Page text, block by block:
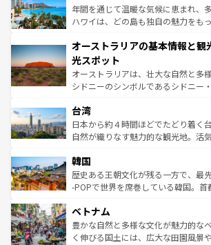
ンメントが詰まった刺激的なスポッ
西部には大自然が広がり、グランド
部のニューオーリンズでは、音楽と
文化が魅力。旅行者はアメリカの各
しみながら、その多様性と豊かな歴
るだろう。車でのロードトリップや
情報は
年間を通じて温暖な気候に恵まれ、
ハワイは、どの島も独自の魅力をも
ワイ島は見逃せない。また、定番の
島だが、静かな自然を求めるならマ
おすすめ。エメラルドグリーンに輝
文化や歴史が息づいている。「アロ
人々、おいしいローカルフードやハ
ク、伝統的なフラダンスなど、すべ
っている。訪れるたびに新しい発見
はコンテンツ一覧
オーストラリアの基本情報と観
光スポット
オーストラリアは、壮大な自然と多
シドニーのシンボルであるシドニー
リアリーフや大陸中央部にそびえる
ク）、タスマニアの美しい原生林や
ど、見どころがたくさん。また、カ
いる。アクティビティも充実してお
ビング、ハイキングなど、アウトド
い。オーストラリアの多彩な魅力を
参照してほしい。
台湾
日本から約４時間ほどでたどり着く
自然が織りなす魅力的な観光地。活
ン）、静ひつな山岳地帯である台湾
と山間の静けさが共存しており、訪
驚きをもたらしてくれる。また、奥
容にもいいと評判のスイーツなど、
が味わえる。 なお、新着の台湾情報は
照してほしい。
韓国
歴史ある王朝文化が残る一方で、最
-POPで世界を席巻している韓国。首
き、地方に足を延ばせば四季折々の
できる。そして、キムチや焼肉、絶
まで、さまざまな韓国料理が待って
ベトナム
豊かな自然と多様な文化が魅力的な
く伸びる国土には、広大な田園風景